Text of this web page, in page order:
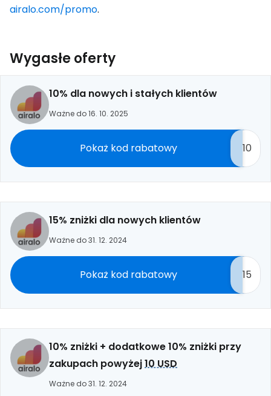
airalo.com/promo.
Wygasłe oferty
10% dla nowych i stałych klientów
Ważne do 16. 10. 2025
Pokaż kod rabatowy 10
15% zniżki dla nowych klientów
Ważne do 31. 12. 2024
Pokaż kod rabatowy 15
10% zniżki + dodatkowe 10% zniżki przy
zakupach powyżej10 USD
Ważne do 31. 12. 2024